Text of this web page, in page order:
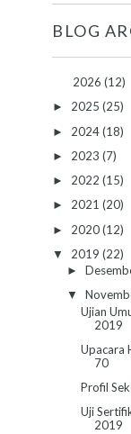
BLOG
2026 (12)
► 2025 (25)
► 2024(18)
► 2023 (7)
► 2022 (15)
► 2021 (20)
► 2020(12)
▼ 2019 (22)
►
▼
Ujian
2019
Upacara
70
Profil
Uji
2019